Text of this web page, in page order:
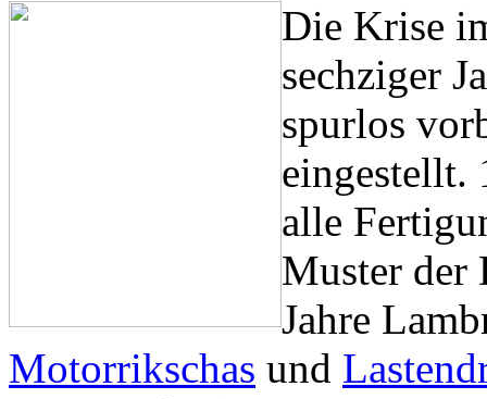
Die Krise
sechziger
spurlos
eingestellt.
alle
Muster der
Jahre
Motorrikschas und